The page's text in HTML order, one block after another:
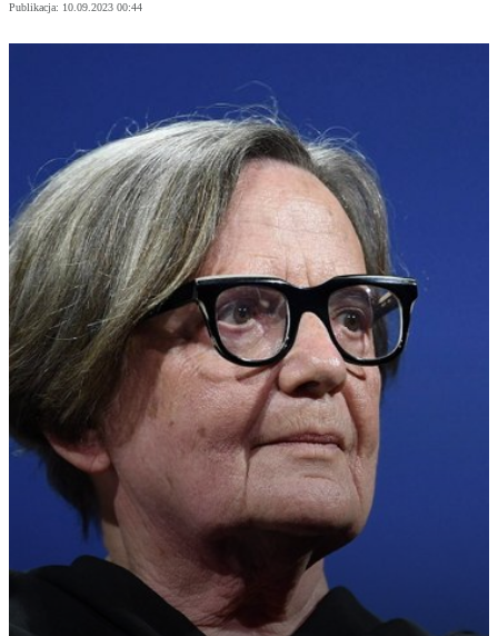
Publikacja: 10.09.2023 00:44